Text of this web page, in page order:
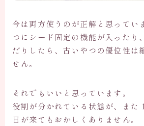
今は両方使うのが正解と思ってい
つにシード固定の機能が入ったり
だりしたら、古いやつの優位性は
せん。
それでもいいと思っています。
役割が分かれている状態が、また
日が来てもおかしくありません。